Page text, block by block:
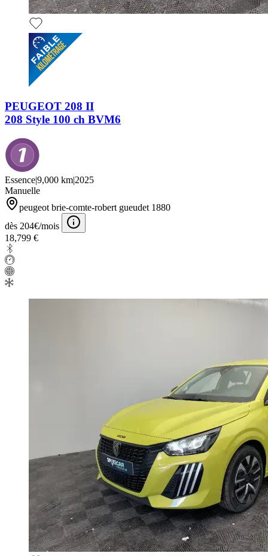
PEUGEOT 208 II
208 Style 100 ch BVM6
Essence|9,000 km|2025
Manuelle
peugeot brie-comte-robert gueudet 1880
dès 204€/mois
18,799 €